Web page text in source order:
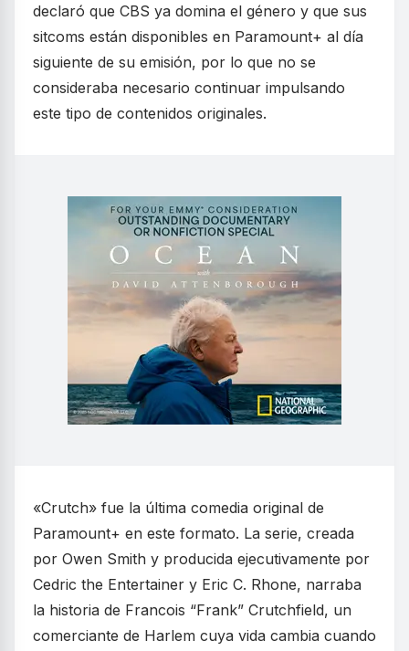
declaró que CBS ya domina el género y que sus
sitcoms están disponibles en Paramount+ al día
siguiente de su emisión, por lo que no se
consideraba necesario continuar impulsando
este tipo de contenidos originales.
«Crutch» fue la última comedia original de
Paramount+ en este formato. La serie, creada
por Owen Smith y producida ejecutivamente por
Cedric the Entertainer y Eric C. Rhone, narraba
la historia de Francois “Frank” Crutchfield, un
comerciante de Harlem cuya vida cambia cuando